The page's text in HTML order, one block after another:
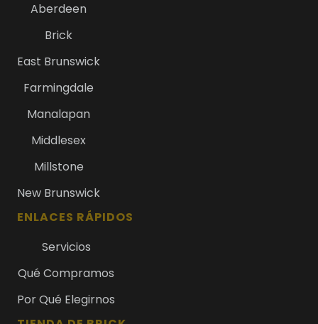
Aberdeen
Brick
East Brunswick
Farmingdale
Manalapan
Middlesex
Millstone
New Brunswick
ENLACES RÁPIDOS
Servicios
Qué Compramos
Por Qué Elegirnos